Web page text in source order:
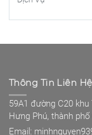
Thông Tin Liên Hệ
59A1 đường C20
Hưng Phú, thành phố
Email: